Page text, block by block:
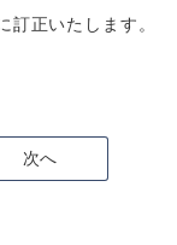
正いたします。
次へ